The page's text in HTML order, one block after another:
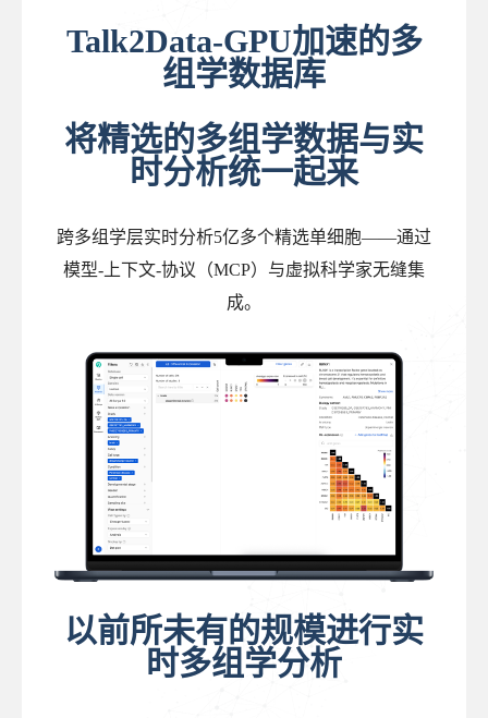
Talk2Data-GPU加速的多
组学数据库
将精选的多组学数据与实
时分析统一起来
跨多组学层实时分析5亿多个精选单细胞——通过
模型-上下文-协议（MCP）与虚拟科学家无缝集
成。
以前所未有的规模进行实
时多组学分析